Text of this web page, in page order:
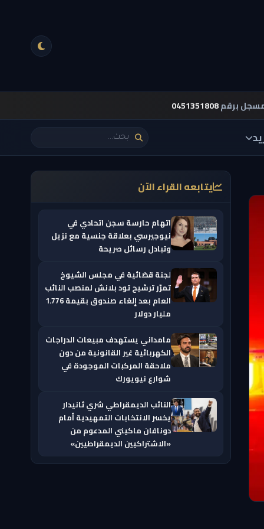
برقم0451351808
يتابعه القراء الآن
اتهام حارسة سجن اتحادي في
نيوجيرسي بعلاقة جنسية مع نزيل
وتبادل رسائل صريحة
لجنة قضائية في مجلس الشيوخ
تمرّر ترشيح تود بلانش لمنصب النائب
العام بعد إلغاء صندوق بقيمة 1.776
مليار دولار
مامداني يستهدف مبيعات الدراجات
الكهربائية غير القانونية من دون
ملاحقة المركبات الموجودة في
شوارع نيويورك
النائب الديمقراطي شري ثانيدار
يخسر الانتخابات التمهيدية أمام
دونافان ماكيني المدعوم من
«الاشتراكيين الديمقراطيين»